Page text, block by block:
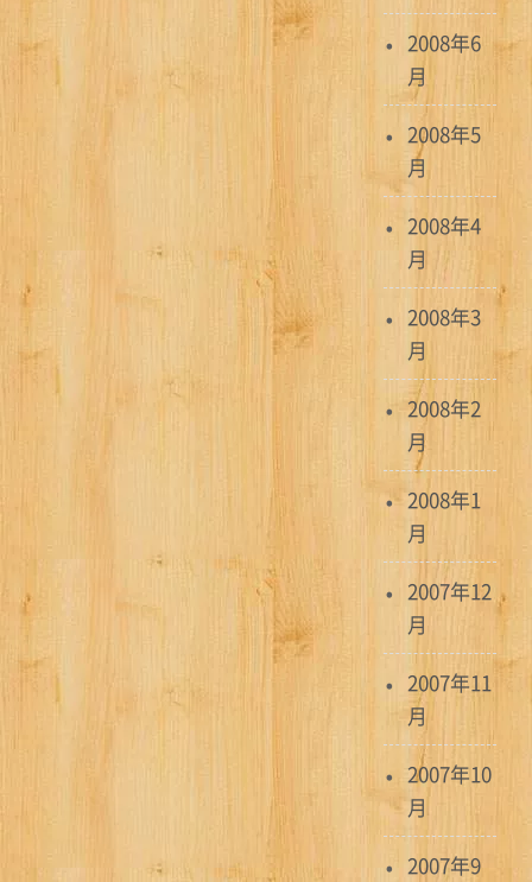
2008年6
月
2008年5
月
2008年4
月
2008年3
月
2008年2
月
2008年1
月
2007年12
月
2007年11
月
2007年10
月
2007年9